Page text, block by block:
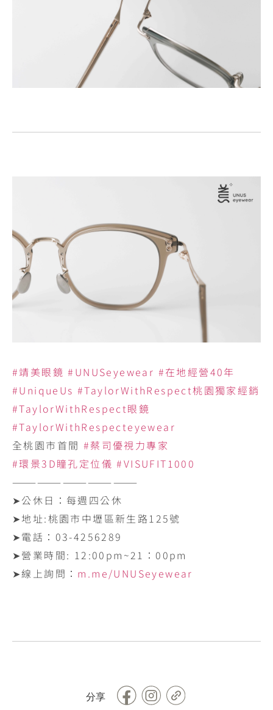
#靖美眼鏡 #UNUSeyewear #在地經營40年
#UniqueUs #TaylorWithRespect桃園獨家經銷
#TaylorWithRespect眼鏡
#TaylorWithRespecteyewear
全桃園市首間 #蔡司優視力專家
#環景3D瞳孔定位儀 #VISUFIT1000
———————————————
➤公休日：每週四公休
➤地址:‪桃園市中壢區新生路125號‬
➤電話：‪03-4256289‬
➤營業時間: ‪12:00pm~21：00pm
➤線上詢問： m.me/UNUSeyewear
分享 Facebook
Copy